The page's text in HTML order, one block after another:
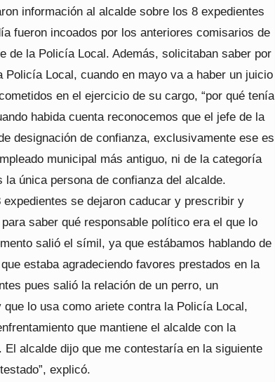
información al alcalde sobre los 8 expedientes
fueron incoados por los anteriores comisarios de
de la Policía Local. Además, solicitaban saber por
Policía Local, cuando en mayo va a haber un juicio
en el ejercicio de su cargo, “por qué tenía
habida cuenta reconocemos que el jefe de la
designación de confianza, exclusivamente ese es
municipal más antiguo, ni de la categoría
única persona de confianza del alcalde.
expedientes se dejaron caducar y prescribir y
saber qué responsable político era el que lo
salió el símil, ya que estábamos hablando de
estaba agradeciendo favores prestados en la
pues salió la relación de un perro, un
lo usa como ariete contra la Policía Local,
que mantiene el alcalde con la
alcalde dijo que me contestaría en la siguiente
explicó.